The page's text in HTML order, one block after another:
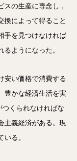
スの生産に専念し，
換によって得ること
手を見つけなければ
ようになった。
安い価格で消費する
豊かな経済生活を実
つくられなければな
主義経済がある。現
る。